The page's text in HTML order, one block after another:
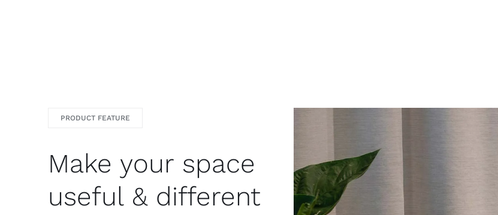
PRODUCT FEATURE
Make your space
useful & different